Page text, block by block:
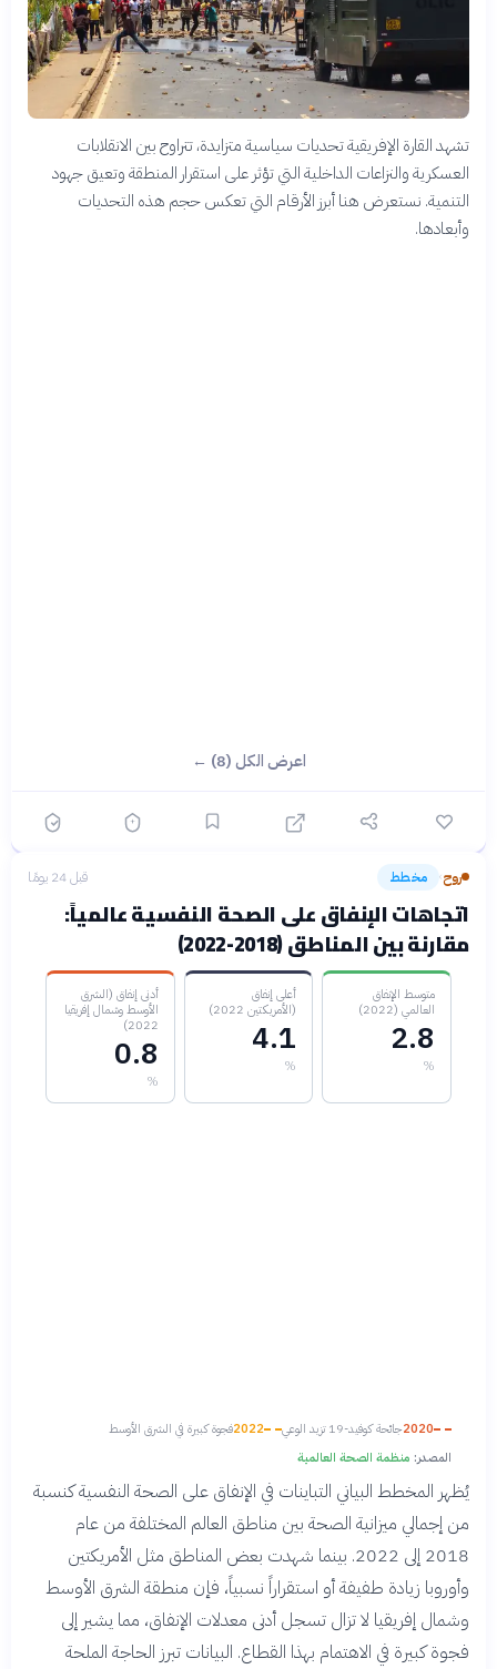
تشهد القارة الإفريقية تحديات سياسية متزايدة، تتراوح بين الانقلابات
العسكرية والنزاعات الداخلية التي تؤثر على استقرار المنطقة وتعيق جهود
التنمية. نستعرض هنا أبرز الأرقام التي تعكس حجم هذه التحديات
وأبعادها.
اعرض الكل (8) ←
روح› مخطط قبل 24 يومًا
اتجاهات الإنفاق على الصحة النفسية عالمياً:
مقارنة بين المناطق (2018-2022)
متوسط الإنفاق
العالمي (2022)
2.8
%
أعلى إنفاق
(الأمريكتين 2022)
4.1
%
أدنى إنفاق (الشرق
الأوسط وشمال إفريقيا
2022)
0.8
%
2020جائحة كوفيد-19 تزيد الوعي 2022فجوة كبيرة في الشرق الأوسط
المصدر: منظمة الصحة العالمية
يُظهر المخطط البياني التباينات في الإنفاق على الصحة النفسية كنسبة
من إجمالي ميزانية الصحة بين مناطق العالم المختلفة من عام
2018 إلى 2022. بينما شهدت بعض المناطق مثل الأمريكتين
وأوروبا زيادة طفيفة أو استقراراً نسبياً، فإن منطقة الشرق الأوسط
وشمال إفريقيا لا تزال تسجل أدنى معدلات الإنفاق، مما يشير إلى
فجوة كبيرة في الاهتمام بهذا القطاع. البيانات تبرز الحاجة الملحة